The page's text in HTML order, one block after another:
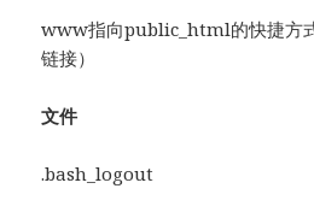
www指向public_html的快捷方
链接）
文件
.bash_logout